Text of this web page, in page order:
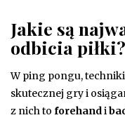
Jakie są
odbicia piłki?
W ping pongu,
skutecznej gry i
z nich to forehandi